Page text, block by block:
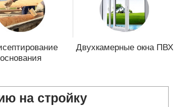
основания
Двухкамерные окна ПВХ
на стройку